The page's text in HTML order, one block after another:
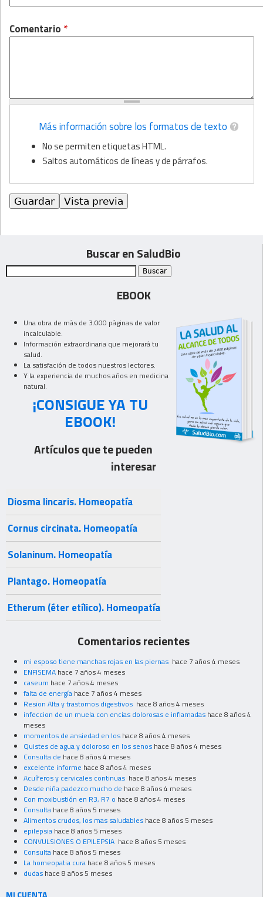
Comentario *
Más información sobre los formatos de texto
No se permiten etiquetas HTML.
Saltos automáticos de líneas y de párrafos.
Buscar en SaludBio
EBOOK
Una obra de más de 3.000 páginas de valor
incalculable.
Información extraordinaria que mejorará tu
salud.
La satisfación de todos nuestros lectores.
Y la experiencia de muchos años en medicina
natural.
¡CONSIGUE YA TU
EBOOK!
Artículos que te pueden
interesar
Diosma lincaris. Homeopatía
Cornus circinata. Homeopatía
Solaninum. Homeopatía
Plantago. Homeopatía
Etherum (éter etílico). Homeopatía
Comentarios recientes
mi esposo tiene manchas rojas en las piernas hace 7 años 4 meses
ENFISEMA hace 7 años 4 meses
caseum hace 7 años 4 meses
falta de energía hace 7 años 4 meses
Resion Alta y trastornos digestivos hace 8 años 4 meses
infeccion de un muela con encias dolorosas e inflamadas hace 8 años 4
meses
momentos de ansiedad en los hace 8 años 4 meses
Quistes de agua y doloroso en los senos hace 8 años 4 meses
Consulta de hace 8 años 4 meses
excelente informe hace 8 años 4 meses
Acuíferos y cervicales continuas hace 8 años 4 meses
Desde niña padezco mucho de hace 8 años 4 meses
Con moxibustión en R3, R7 o hace 8 años 4 meses
Consulta hace 8 años 5 meses
Alimentos crudos, los mas saludables hace 8 años 5 meses
epilepsia hace 8 años 5 meses
CONVULSIONES O EPILEPSIA hace 8 años 5 meses
Consulta hace 8 años 5 meses
La homeopatia cura hace 8 años 5 meses
dudas hace 8 años 5 meses